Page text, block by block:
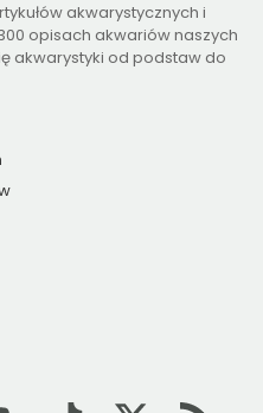
akwarystycznych i
opisach akwariów naszych
akwarystyki od podstaw do